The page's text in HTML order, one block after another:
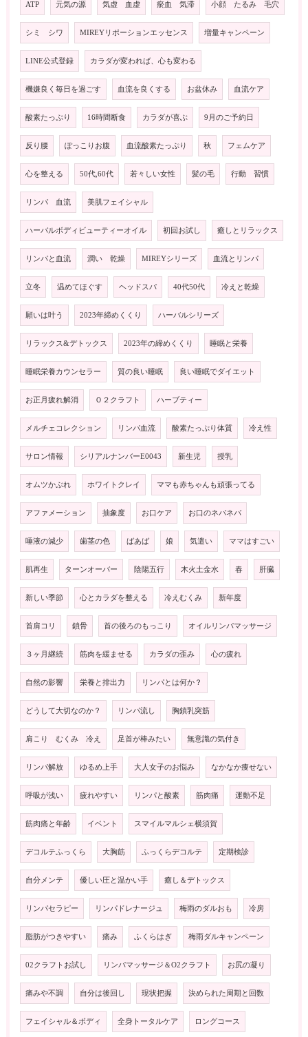
ATP 元気の源 気虚 血虚 瘀血 気滞 小顔 たるみ 毛穴
シミ シワ MIREYリポーションエッセンス 増量キャンペーン
LINE公式登録 カラダが変われば、心も変わる
機嫌良く毎日を過ごす 血流を良くする お盆休み 血流ケア
酸素たっぷり 16時間断食 カラダが喜ぶ 9月のご予約日
反り腰 ぽっこりお腹 血流酸素たっぷり 秋 フェムケア
心を整える 50代,60代 若々しい女性 髪の毛 行動 習慣
リンパ 血流 美肌フェイシャル
ハーバルボディビューティーオイル 初回お試し 癒しとリラックス
リンパと血流 潤い 乾燥 MIREYシリーズ 血流とリンパ
立冬 温めてほぐす ヘッドスパ 40代50代 冷えと乾燥
願いは叶う 2023年締めくくり ハーバルシリーズ
リラックス&デトックス 2023年の締めくくり 睡眠と栄養
睡眠栄養カウンセラー 質の良い睡眠 良い睡眠でダイエット
お正月疲れ解消 Ｏ２クラフト ハーブティー
メルチェコレクション リンパ血流 酸素たっぷり体質 冷え性
サロン情報 シリアルナンバーE0043 新生児 授乳
オムツかぶれ ホワイトクレイ ママも赤ちゃんも頑張ってる
アファメーション 抽象度 お口ケア お口のネバネバ
唾液の減少 歯茎の色 ばあば 娘 気遣い ママはすごい
肌再生 ターンオーバー 陰陽五行 木火土金水 春 肝臓
新しい季節 心とカラダを整える 冷えむくみ 新年度
首肩コリ 鎖骨 首の後ろのもっこり オイルリンパマッサージ
３ヶ月継続 筋肉を緩ませる カラダの歪み 心の疲れ
自然の影響 栄養と排出力 リンパとは何か？
どうして大切なのか？ リンパ流し 胸鎖乳突筋
肩こり むくみ 冷え 足首が棒みたい 無意識の気付き
リンパ解放 ゆるめ上手 大人女子のお悩み なかなか痩せない
呼吸が浅い 疲れやすい リンパと酸素 筋肉痛 運動不足
筋肉痛と年齢 イベント スマイルマルシェ横須賀
デコルテふっくら 大胸筋 ふっくらデコルテ 定期検診
自分メンテ 優しい圧と温かい手 癒し＆デトックス
リンパセラピー リンパドレナージュ 梅雨のダルおも 冷房
脂肪がつきやすい 痛み ふくらはぎ 梅雨ダルキャンペーン
02クラフトお試し リンパマッサージ＆O2クラフト お尻の凝り
痛みや不調 自分は後回し 現状把握 決められた周期と回数
フェイシャル＆ボディ 全身トータルケア ロングコース